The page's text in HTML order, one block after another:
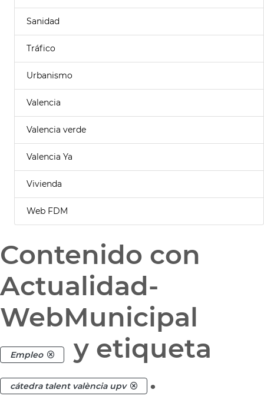
Sanidad
Tráfico
Urbanismo
Valencia
Valencia verde
Valencia Ya
Vivienda
Web FDM
Contenido con
Actualidad-
WebMunicipal
Empleo y etiqueta
cátedra talent valència upv .